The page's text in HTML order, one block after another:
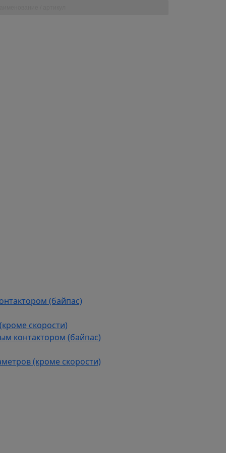
(байпас)
скорости)
контактором (байпас)
(кроме скорости)